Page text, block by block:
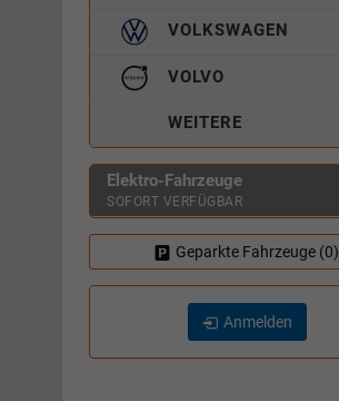
VOLKSWAGEN
VOLVO
WEITERE
Elektro-Fahrzeuge
SOFORT VERFÜGBAR
Geparkte Fahrzeuge (0)
Anmelden